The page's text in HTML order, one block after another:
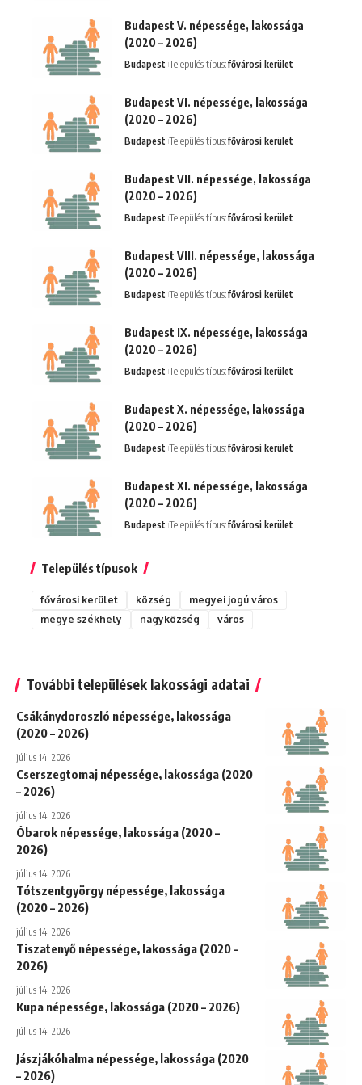
Budapest V. népessége, lakossága
(2020 – 2026)
Budapest Település típus:fővárosi kerület
Budapest VI. népessége, lakossága
(2020 – 2026)
Budapest Település típus:fővárosi kerület
Budapest VII. népessége, lakossága
(2020 – 2026)
Budapest Település típus:fővárosi kerület
Budapest VIII. népessége, lakossága
(2020 – 2026)
Budapest Település típus:fővárosi kerület
Budapest IX. népessége, lakossága
(2020 – 2026)
Budapest Település típus:fővárosi kerület
Budapest X. népessége, lakossága
(2020 – 2026)
Budapest Település típus:fővárosi kerület
Budapest XI. népessége, lakossága
(2020 – 2026)
Budapest Település típus:fővárosi kerület
Település típusok
fővárosi kerület község
megyei jogú város
megye székhely
nagyközség város
További települések lakossági adatai
Csákánydoroszló népessége, lakossága
(2020 – 2026)
július 14, 2026
Cserszegtomaj népessége, lakossága (2020
– 2026)
július 14, 2026
Óbarok népessége, lakossága (2020 –
2026)
július 14, 2026
Tótszentgyörgy népessége, lakossága
(2020 – 2026)
július 14, 2026
Tiszatenyő népessége, lakossága (2020 –
2026)
július 14, 2026
Kupa népessége, lakossága (2020 – 2026)
július 14, 2026
Jászjákóhalma népessége, lakossága (2020
– 2026)